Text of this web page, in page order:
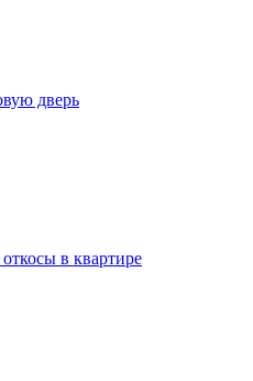
дверь
в квартире